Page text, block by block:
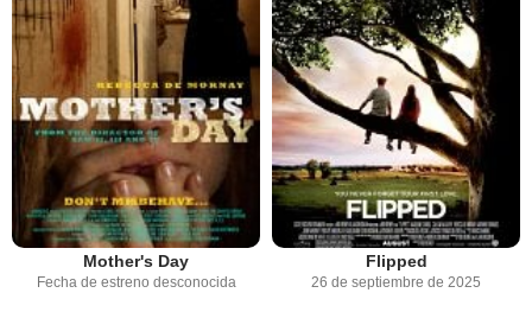
Mother's Day
Fecha de estreno desconocida
Flipped
26 de septiembre de 2025